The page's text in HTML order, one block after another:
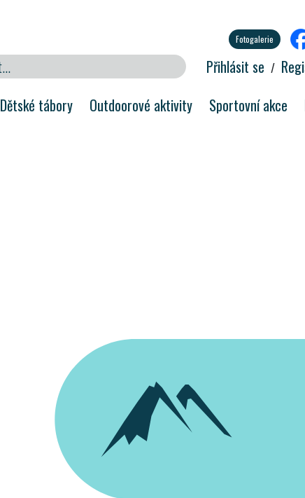
Fotogalerie
Přihlásit se /
Dětské tábory Outdoorové aktivity Sportovní akce